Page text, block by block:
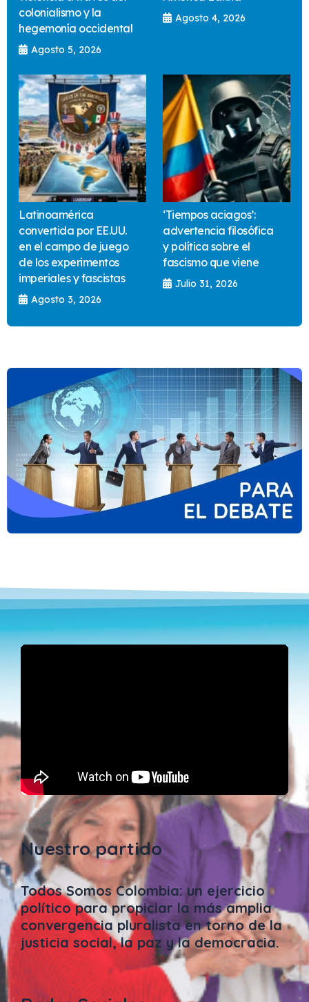
colonialismo y la
hegemonía occidental
Agosto 5, 2026
Agosto 4, 2026
Latinoamérica
convertida por EE.UU.
en el campo de juego
de los experimentos
imperiales y fascistas
Agosto 3, 2026
‘Tiempos aciagos’:
advertencia filosófica
y política sobre el
fascismo que viene
Julio 31, 2026
Nuestro partido
Todos Somos Colombia: un ejercicio
político para propiciar la más amplia
convergencia pluralista en torno de la
justicia social, la paz y la democracia.